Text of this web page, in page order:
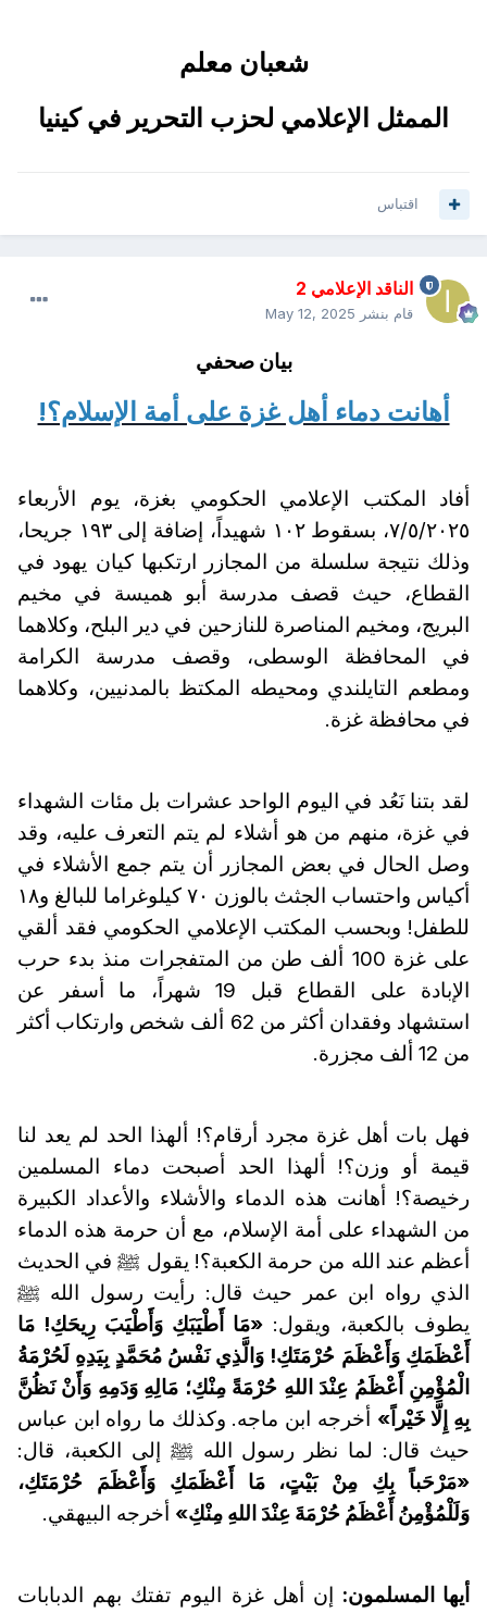
شعبان معلم
الممثل الإعلامي لحزب التحرير في كينيا
اقتباس
الناقد الإعلامي 2
قام بنشر May 12, 2025
بيان صحفي
أهانت دماء أهل غزة على أمة الإسلام؟!
أفاد المكتب الإعلامي الحكومي بغزة، يوم الأربعاء
٧/٥/٢٠٢٥، بسقوط ١٠٢ شهيداً، إضافة إلى ١٩٣ جريحا،
وذلك نتيجة سلسلة من المجازر ارتكبها كيان يهود في
القطاع، حيث قصف مدرسة أبو هميسة في مخيم
البريج، ومخيم المناصرة للنازحين في دير البلح، وكلاهما
في المحافظة الوسطى، وقصف مدرسة الكرامة
ومطعم التايلندي ومحيطه المكتظ بالمدنيين، وكلاهما
في محافظة غزة.
لقد بتنا نَعُد في اليوم الواحد عشرات بل مئات الشهداء
في غزة، منهم من هو أشلاء لم يتم التعرف عليه، وقد
وصل الحال في بعض المجازر أن يتم جمع الأشلاء في
أكياس واحتساب الجثث بالوزن ٧٠ كيلوغراما للبالغ و١٨
للطفل! وبحسب المكتب الإعلامي الحكومي فقد ألقي
على غزة 100 ألف طن من المتفجرات منذ بدء حرب
الإبادة على القطاع قبل 19 شهراً، ما أسفر عن
استشهاد وفقدان أكثر من 62 ألف شخص وارتكاب أكثر
من 12 ألف مجزرة.
فهل بات أهل غزة مجرد أرقام؟! ألهذا الحد لم يعد لنا
قيمة أو وزن؟! ألهذا الحد أصبحت دماء المسلمين
رخيصة؟! أهانت هذه الدماء والأشلاء والأعداد الكبيرة
من الشهداء على أمة الإسلام، مع أن حرمة هذه الدماء
أعظم عند الله من حرمة الكعبة؟! يقول ﷺ في الحديث
الذي رواه ابن عمر حيث قال: رأيت رسول الله ﷺ
يطوف بالكعبة، ويقول: «مَا أَطْيَبَكِ وَأَطْيَبَ رِيحَكِ! مَا
أَعْظَمَكِ وَأَعْظَمَ حُرْمَتَكِ! وَالَّذِي نَفْسُ مُحَمَّدٍ بِيَدِهِ لَحُرْمَةُ
الْمُؤْمِنِ أَعْظَمُ عِنْدَ اللهِ حُرْمَةً مِنْكِ؛ مَالِهِ وَدَمِهِ وَأَنْ نَظُنَّ
بِهِ إِلَّا خَيْراً»أخرجه ابن ماجه. وكذلك ما رواه ابن عباس
حيث قال: لما نظر رسول الله ﷺ إلى الكعبة، قال:
«مَرْحَباً بِكِ مِنْ بَيْتٍ، مَا أَعْظَمَكِ وَأَعْظَمَ حُرْمَتَكِ،
وَلَلْمُؤْمِنُ أَعْظَمُ حُرْمَةَ عِنْدَ اللهِ مِنْكِ»أخرجه البيهقي.
أيها المسلمون: إن أهل غزة اليوم تفتك بهم الدبابات